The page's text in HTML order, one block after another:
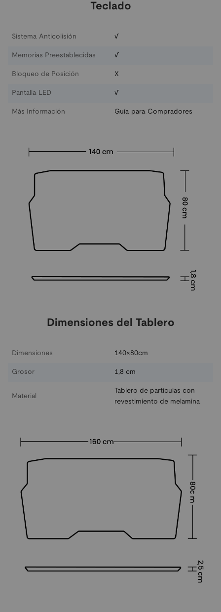
Teclado
Sistema Anticolisión √
Memorias Preestablecidas √
Bloqueo de Posición X
Pantalla LED √
Más Información Guía para Compradores
Dimensiones del Tablero
Dimensiones 140×80cm
Grosor 1,8 cm
Material
Tablero de partículas con
revestimiento de melamina